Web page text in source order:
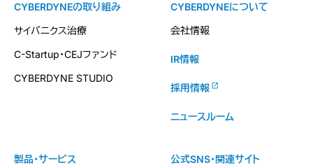
製品・サービス
CYBERDYNEの取り組み
サイバニクス治療
C-Startup・CEJファンド
CYBERDYNE STUDIO
CYBERDYNEについて
会社情報
IR情報
採用情報
ニュースルーム
公式SNS・関連サイト